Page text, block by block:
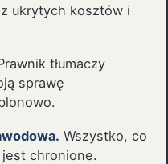
ukrytych kosztów i
tłumaczy
sprawę
Wszystko, co
chronione.